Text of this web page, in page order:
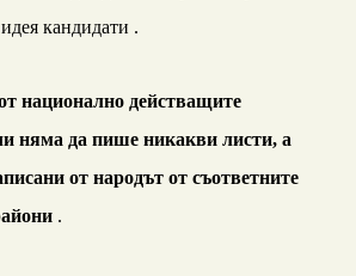
кандидати .
национално действащите
няма да пише никакви листи, а
от народът от съответните
.